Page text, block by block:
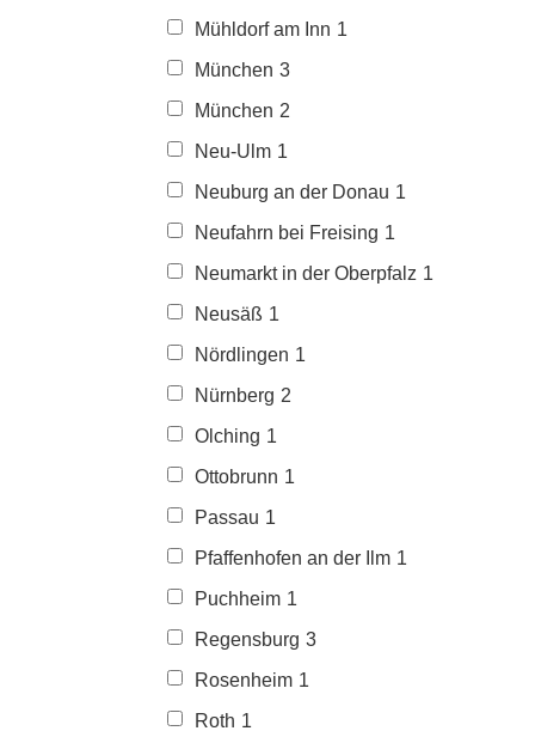
Mühldorf am Inn 1
München 3
München 2
Neu-Ulm 1
Neuburg an der Donau 1
Neufahrn bei Freising 1
Neumarkt in der Oberpfalz 1
Neusäß 1
Nördlingen 1
Nürnberg 2
Olching 1
Ottobrunn 1
Passau 1
Pfaffenhofen an der Ilm 1
Puchheim 1
Regensburg 3
Rosenheim 1
Roth 1